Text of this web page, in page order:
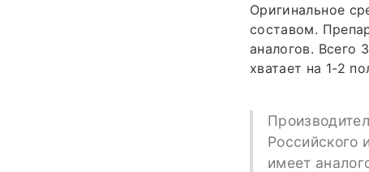
Оригинальное
составом.
аналогов. Всего
хватает на 1-2
Российского
имеет